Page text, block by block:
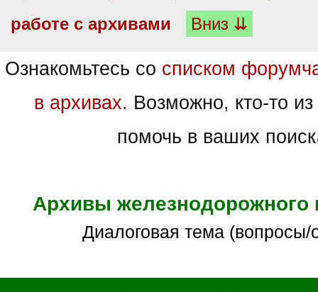
работе с архивами
Вниз ⇊
Ознакомьтесь со списком
в архивах. Возможно, кто-то
помочь в ваших
Архивы железнодорожного
Диалоговая тема (вопросы/